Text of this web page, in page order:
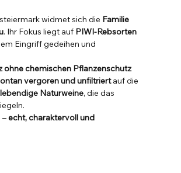
widmet sich die Familie
. Ihr Fokus liegt auf PIWI-Rebsorten
Eingriff gedeihen und
ohne chemischen Pflanzenschutz
vergoren und unfiltriertauf die
Naturweine, die das
–echt, charaktervoll und